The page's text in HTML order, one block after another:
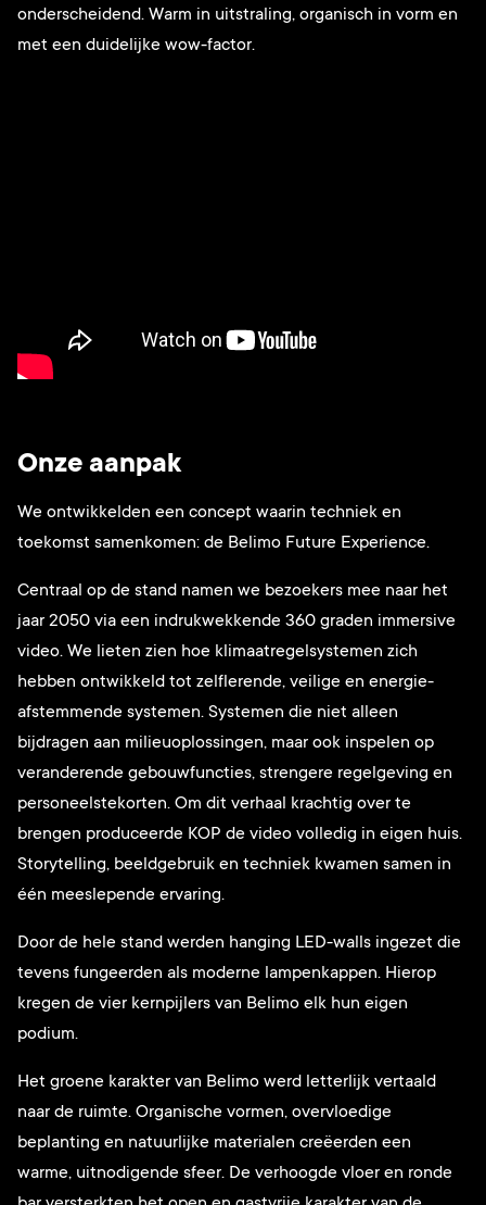
onderscheidend. Warm in uitstraling, organisch in vorm en
met een duidelijke wow-factor.
Onze aanpak
We ontwikkelden een concept waarin techniek en
toekomst samenkomen: de Belimo Future Experience.
Centraal op de stand namen we bezoekers mee naar het
jaar 2050 via een indrukwekkende 360 graden immersive
video. We lieten zien hoe klimaatregelsystemen zich
hebben ontwikkeld tot zelflerende, veilige en energie-
afstemmende systemen. Systemen die niet alleen
bijdragen aan milieuoplossingen, maar ook inspelen op
veranderende gebouwfuncties, strengere regelgeving en
personeelstekorten. Om dit verhaal krachtig over te
brengen produceerde KOP de video volledig in eigen huis.
Storytelling, beeldgebruik en techniek kwamen samen in
één meeslepende ervaring.
Door de hele stand werden hanging LED-walls ingezet die
tevens fungeerden als moderne lampenkappen. Hierop
kregen de vier kernpijlers van Belimo elk hun eigen
podium.
Het groene karakter van Belimo werd letterlijk vertaald
naar de ruimte. Organische vormen, overvloedige
beplanting en natuurlijke materialen creëerden een
warme, uitnodigende sfeer. De verhoogde vloer en ronde